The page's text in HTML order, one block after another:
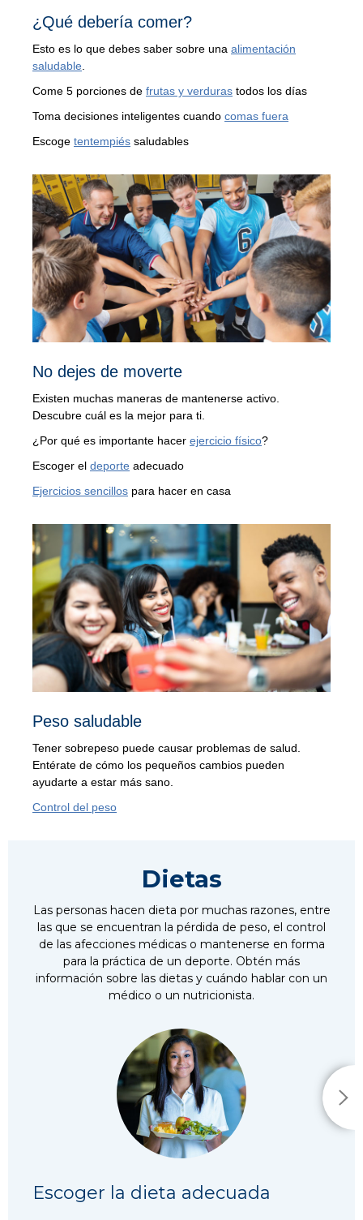
¿Qué debería comer?
Esto es lo que debes saber sobre una alimentación
saludable.
Come 5 porciones de frutas y verduras todos los días
Toma decisiones inteligentes cuando comas fuera
Escoge tentempiés saludables
No dejes de moverte
Existen muchas maneras de mantenerse activo.
Descubre cuál es la mejor para ti.
¿Por qué es importante hacer ejercicio físico?
Escoger el deporte adecuado
Ejercicios sencillos para hacer en casa
Peso saludable
Tener sobrepeso puede causar problemas de salud.
Entérate de cómo los pequeños cambios pueden
ayudarte a estar más sano.
Control del peso
Dietas
Las personas hacen dieta por muchas razones, entre
las que se encuentran la pérdida de peso, el control
de las afecciones médicas o mantenerse en forma
para la práctica de un deporte. Obtén más
información sobre las dietas y cuándo hablar con un
médico o un nutricionista.
Escoger la dieta adecuada